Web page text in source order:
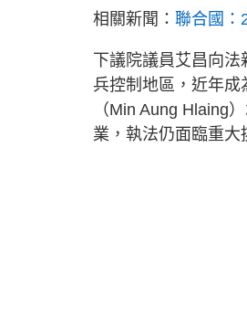
相關新聞： 聯合國：
下議院議員艾昌向
兵控制地區，近年
（Min Aung Hlaing
業，執法仍面臨重大